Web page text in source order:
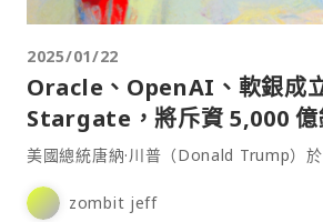
2025/01/22
Oracle、OpenAI、軟銀成
Stargate，將斥資 5,000 億
基建
美國總統唐納·川普（Donald Trump）
zombit jeff